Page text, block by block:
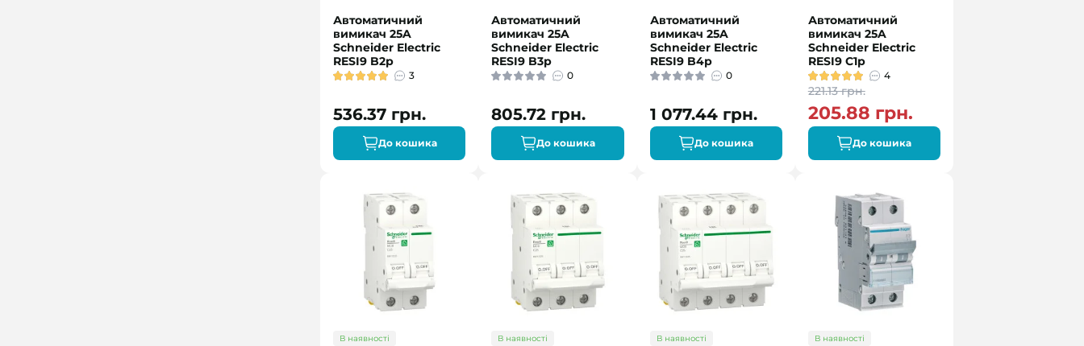
Автоматичний
вимикач 25A
Schneider Electric
RESI9 B2р
3
536.37 грн.
До кошика
Автоматичний
вимикач 25A
Schneider Electric
RESI9 B3р
0
805.72 грн.
До кошика
Автоматичний
вимикач 25A
Schneider Electric
RESI9 B4р
0
1 077.44 грн.
До кошика
Автоматичний
вимикач 25A
Schneider Electric
RESI9 C1р
4
221.13 грн.
205.88 грн.
До кошика
В наявності В наявності В наявності В наявності